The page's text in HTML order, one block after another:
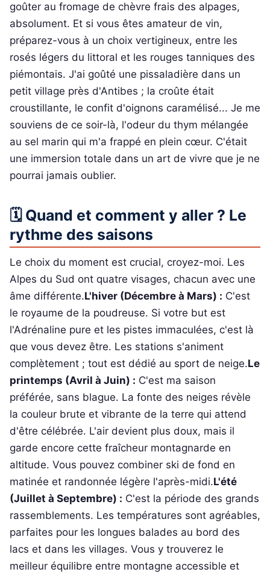
goûter au fromage de chèvre frais des alpages,
absolument. Et si vous êtes amateur de vin,
préparez-vous à un choix vertigineux, entre les
rosés légers du littoral et les rouges tanniques des
piémontais. J'ai goûté une pissaladière dans un
petit village près d'Antibes ; la croûte était
croustillante, le confit d'oignons caramélisé... Je me
souviens de ce soir-là, l'odeur du thym mélangée
au sel marin qui m'a frappé en plein cœur. C'était
une immersion totale dans un art de vivre que je ne
pourrai jamais oublier.
🗓️ Quand et comment y aller ? Le
rythme des saisons
Le choix du moment est crucial, croyez-moi. Les
Alpes du Sud ont quatre visages, chacun avec une
âme différente.L'hiver (Décembre à Mars) : C'est
le royaume de la poudreuse. Si votre but est
l'Adrénaline pure et les pistes immaculées, c'est là
que vous devez être. Les stations s'animent
complètement ; tout est dédié au sport de neige.Le
printemps (Avril à Juin) : C'est ma saison
préférée, sans blague. La fonte des neiges révèle
la couleur brute et vibrante de la terre qui attend
d'être célébrée. L'air devient plus doux, mais il
garde encore cette fraîcheur montagnarde en
altitude. Vous pouvez combiner ski de fond en
matinée et randonnée légère l'après-midi.L'été
(Juillet à Septembre) : C'est la période des grands
rassemblements. Les températures sont agréables,
parfaites pour les longues balades au bord des
lacs et dans les villages. Vous y trouverez le
meilleur équilibre entre montagne accessible et